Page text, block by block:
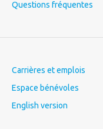
Questions fréquentes
Carrières et emplois
Espace bénévoles
English version